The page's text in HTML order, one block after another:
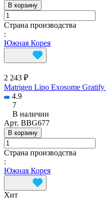
В корзину
Страна производства
:
Южная Корея
2 243 ₽
Matrigen Lipo Exosome
4.9
7
В наличии
Арт. BBG677
В корзину
Страна производства
:
Южная Корея
Хит